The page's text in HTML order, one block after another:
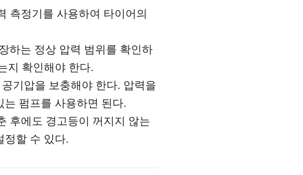
측정기를 사용하여 타이어의
하는 정상 압력 범위를 확인하
지 확인해야 한다.
기압을 보충해야 한다. 압력을
펌프를 사용하면 된다.
후에도 경고등이 꺼지지 않는
정할 수 있다.